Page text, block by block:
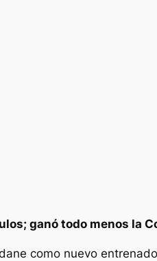
ganó todo menos la
como nuevo